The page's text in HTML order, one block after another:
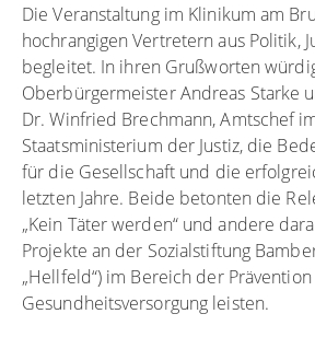
Die Veranstaltung im Klinikum am
hochrangigen Vertretern aus Politik,
begleitet. In ihren Grußworten
Oberbürgermeister Andreas Starke
Dr. Winfried Brechmann, Amtschef
Staatsministerium der Justiz, die
für die Gesellschaft und die
letzten Jahre. Beide betonten die
„Kein Täter werden“ und andere
Projekte an der Sozialstiftung
„Hellfeld“) im Bereich der
Gesundheitsversorgung leisten.